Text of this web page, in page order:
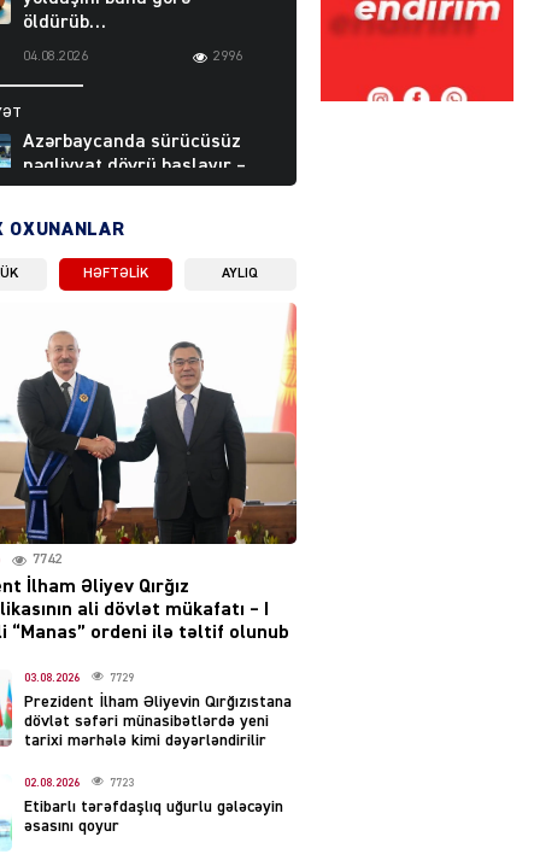
öldürüb…
04.08.2026 2996
Azərbaycanda sürücüsüz
nəqliyyat dövrü başlayır –
BELƏ işləyəcək
04.08.2026
layihəsi ilə bağlı AÇIQLAMA
04.08.2026
Müharibə Rusiyanın belini
bükür
04.08.2026 3997
Ekranlardan uzaq qalan
məşhur aktrisanın yeni
çıxdı
04.08.2026 2161
Hüseyn Həsənov haqqında
həbs qərarı verildi –
Milyonluq əmlakı müsadirə
OXUNANLAR
HƏFTƏLIK AYLIQ
7742
İlham Əliyev Qırğız
ali dövlət mükafatı – I
“Manas” ordeni ilə təltif olunub
03.08.2026 7729
Prezident İlham Əliyevin Qırğızıstana
dövlət səfəri münasibətlərdə yeni
tarixi mərhələ kimi dəyərləndirilir
02.08.2026 7723
Etibarlı tərəfdaşlıq uğurlu gələcəyin
əsasını qoyur